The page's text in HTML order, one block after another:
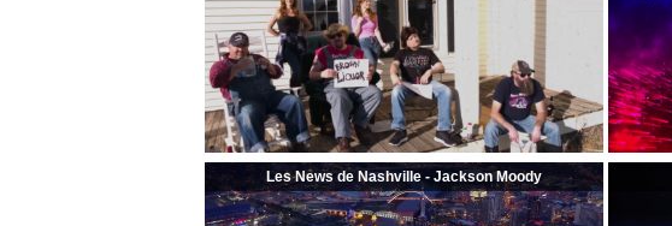
Les News de Nashville - Jackson Moody